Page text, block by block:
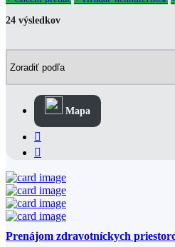
24 výsledkov
Mapa
Prenájom zdravotníckych